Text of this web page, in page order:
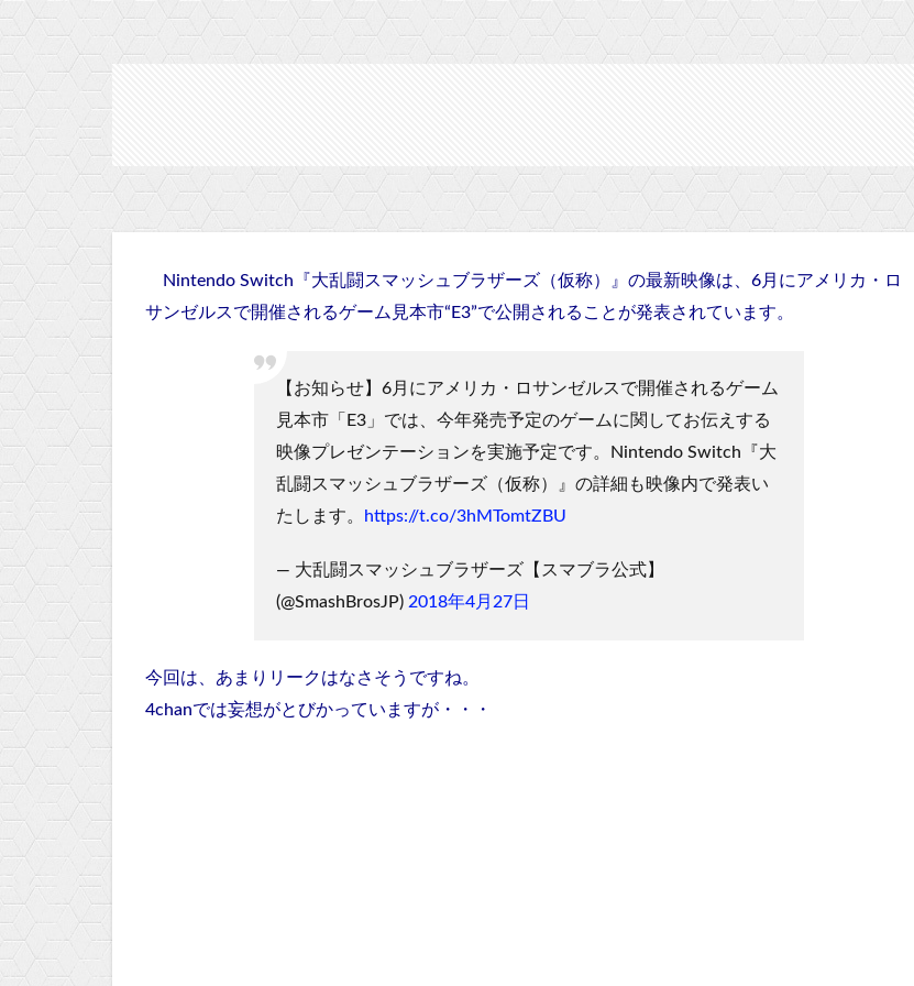
Nintendo Switch『大乱闘スマッシュブラザーズ（仮称）』の最新映像は、6月にアメリカ・ロ
サンゼルスで開催されるゲーム見本市“E3”で公開されることが発表されています。
【お知らせ】6月にアメリカ・ロサンゼルスで開催されるゲーム
見本市「E3」では、今年発売予定のゲームに関してお伝えする
映像プレゼンテーションを実施予定です。Nintendo Switch『大
乱闘スマッシュブラザーズ（仮称）』の詳細も映像内で発表い
たします。 https://t.co/3hMTomtZBU
— 大乱闘スマッシュブラザーズ【スマブラ公式】
(@SmashBrosJP) 2018年4月27日
今回は、あまりリークはなさそうですね。
4chanでは妄想がとびかっていますが・・・